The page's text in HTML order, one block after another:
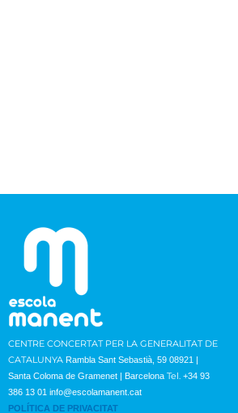
CENTRE CONCERTAT PER LA GENERALITAT DE
CATALUNYA Rambla Sant Sebastià, 59 08921 |
Santa Coloma de Gramenet | Barcelona Tel. +34 93
386 13 01 info@escolamanent.cat
POLÍTICA DE PRIVACITAT